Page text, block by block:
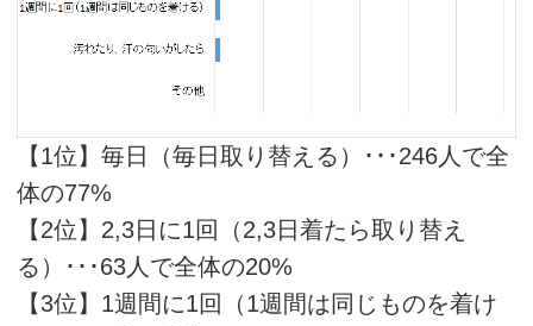
【1位】毎日（毎日取り替える）･･･246人で全
体の77%
【2位】2,3日に1回（2,3日着たら取り替え
る）･･･63人で全体の20%
【3位】1週間に1回（1週間は同じものを着け